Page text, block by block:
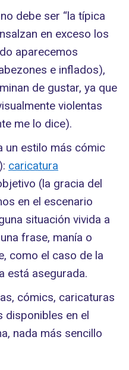
debe ser “la típica
en exceso los
aparecemos
e inflados),
de gustar, ya que
violentas
me lo dice).
un estilo más cómic
caricatura
(la gracia del
en el escenario
situación vivida a
frase, manía o
como el caso de la
está asegurada.
cómics, caricaturas
disponibles en el
nada más sencillo